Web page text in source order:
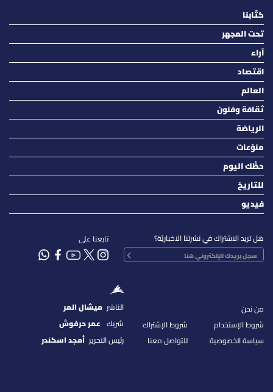
كتّابنا
تحت المجهر
آراء
اقتصاد
العالم
ثقافة وفنون
الرياضة
منوّعات
حظّك اليوم
للتاريخ
فيديو
هل تريد الاشتراك في نشرتنا الاخباريّة؟ تابعنا على
من نحن
شروط الإستخدام
سياسة الخصوصية
شروط الإشتراك
للتواصل معنا
الناشر ميشال المر
شريك عمر حرفوش
رئيس التحرير أمجد اسكندر